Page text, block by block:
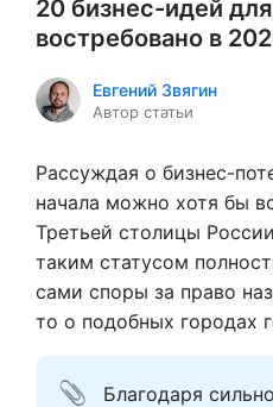
20 бизнес-идей
востребовано в
Евгений Звягин
Автор статьи
Рассуждая о бизнес-
начала можно хотя бы
Третьей столицы
таким статусом
сами споры за право
то о подобных городах
Благодаря